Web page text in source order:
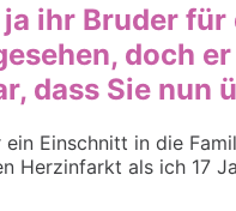
ihr Bruder
doch
dass Sie nun
Einschnitt in die
Herzinfarkt als ich 17